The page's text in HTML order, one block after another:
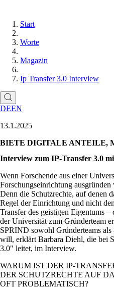
Start
Worte
Magazin
Ip Transfer 3.0 Interview
DEEN
13.1.2025
BIETE DIGITALE ANTEILE,
Interview zum IP-Transfer 3.0
Wenn Forschende aus einer
Forschungseinrichtung
Denn die Schutzrechte, auf denen
Regel der Einrichtung und nicht
Transfer des geistigen Eigentums –
der Universität zum Gründerteam
SPRIND sowohl Gründerteams
will, erklärt Barbara Diehl, die bei
3.0
leitet, im Interview.
WARUM IST DER IP-
DER SCHUTZRECHTE AUF
OFT PROBLEMATISCH?